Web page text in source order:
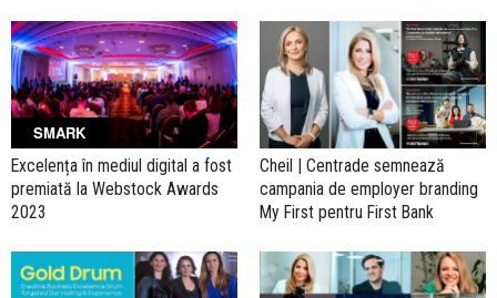
SMARK
Excelența în mediul digital a fost
premiată la Webstock Awards
2023
Cheil | Centrade semnează
campania de employer branding
My First pentru First Bank